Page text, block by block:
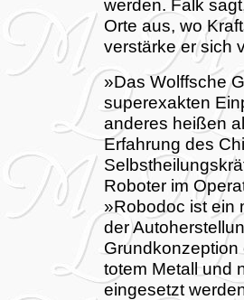
werden. Falk
Orte aus, wo
verstärke er sich
»Das Wolffsche
superexakten
anderes heißen
Erfahrung des
Roboter im
»Robodoc ist ein
der
totem Metall und
eingesetzt